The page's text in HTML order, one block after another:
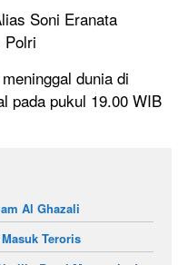
Soni Eranata
Polri
dunia di
pada pukul 19.00 WIB
Al Ghazali
Teroris